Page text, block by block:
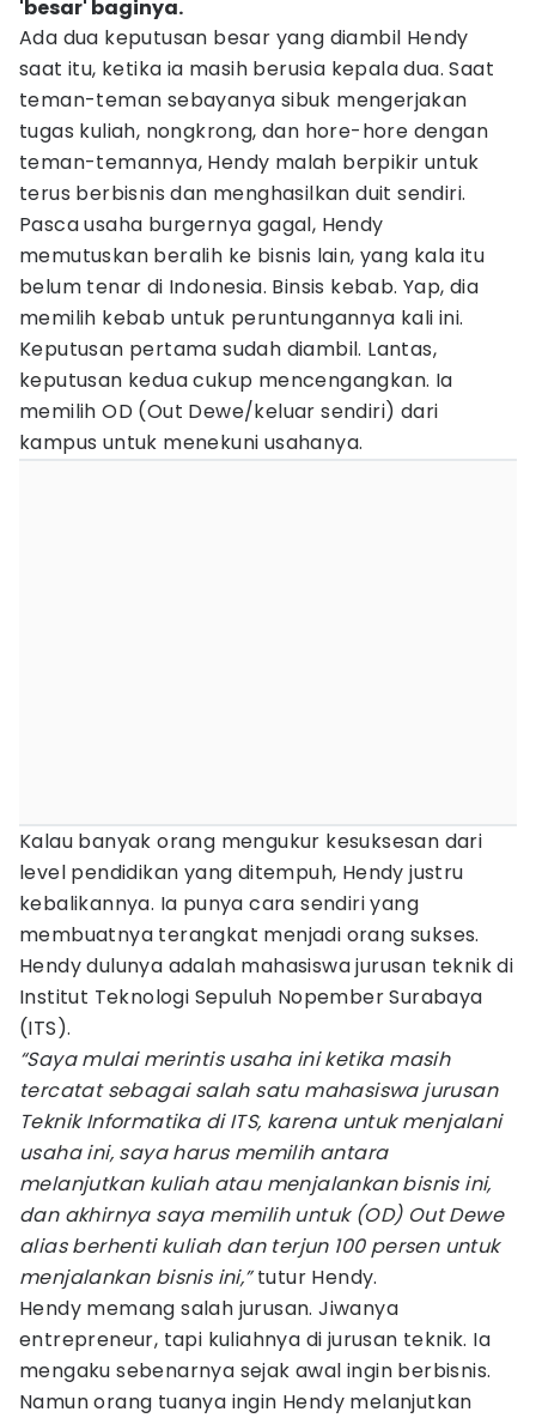
'besar' baginya.
Ada dua keputusan besar yang diambil Hendy
saat itu, ketika ia masih berusia kepala dua. Saat
teman-teman sebayanya sibuk mengerjakan
tugas kuliah, nongkrong, dan hore-hore dengan
teman-temannya, Hendy malah berpikir untuk
terus berbisnis dan menghasilkan duit sendiri.
Pasca usaha burgernya gagal, Hendy
memutuskan beralih ke bisnis lain, yang kala itu
belum tenar di Indonesia. Binsis kebab. Yap, dia
memilih kebab untuk peruntungannya kali ini.
Keputusan pertama sudah diambil. Lantas,
keputusan kedua cukup mencengangkan. Ia
memilih OD (Out Dewe/keluar sendiri) dari
kampus untuk menekuni usahanya.
Kalau banyak orang mengukur kesuksesan dari
level pendidikan yang ditempuh, Hendy justru
kebalikannya. Ia punya cara sendiri yang
membuatnya terangkat menjadi orang sukses.
Hendy dulunya adalah mahasiswa jurusan teknik di
Institut Teknologi Sepuluh Nopember Surabaya
(ITS).
“Saya mulai merintis usaha ini ketika masih
tercatat sebagai salah satu mahasiswa jurusan
Teknik Informatika di ITS, karena untuk menjalani
usaha ini, saya harus memilih antara
melanjutkan kuliah atau menjalankan bisnis ini,
dan akhirnya saya memilih untuk (OD) Out Dewe
alias berhenti kuliah dan terjun 100 persen untuk
menjalankan bisnis ini,”tutur Hendy.
Hendy memang salah jurusan. Jiwanya
entrepreneur, tapi kuliahnya di jurusan teknik. Ia
mengaku sebenarnya sejak awal ingin berbisnis.
Namun orang tuanya ingin Hendy melanjutkan